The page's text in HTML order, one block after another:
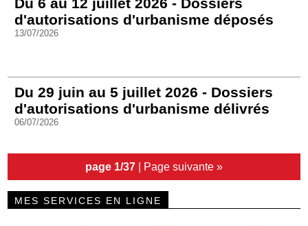
d'autorisations d'urbanisme déposés
13/07/2026
Du 29 juin au 5 juillet 2026 - Dossiers
d'autorisations d'urbanisme délivrés
06/07/2026
page 1/37 | Page suivante »
MES SERVICES EN LIGNE